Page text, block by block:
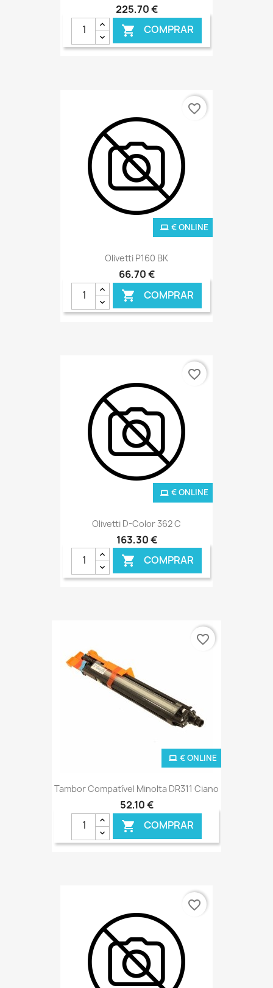
225,70 €
 COMPRAR
Olivetti P160 BK
66,70 €
 COMPRAR
€ ONLINE
favorite_border
Olivetti D-Color 362 C
163,30 €
 COMPRAR
€ ONLINE
favorite_border
Tambor Compatível Minolta DR311 Ciano
52,10 €
 COMPRAR
€ ONLINE
favorite_border
favorite_border